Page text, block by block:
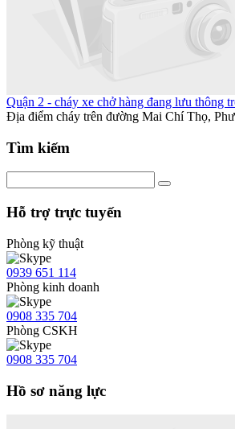
Quận 2 - cháy xe chở hàng đang lưu thông
Địa điểm cháy trên đường Mai Chí Thọ,
Tìm kiếm
Hỗ trợ trực tuyến
Phòng kỹ thuật
0939 651 114
Phòng kinh doanh
0908 335 704
Phòng CSKH
0908 335 704
Hồ sơ năng lực